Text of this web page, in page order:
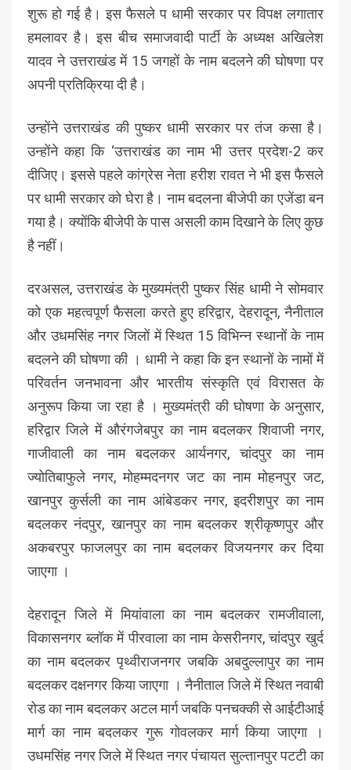
शुरू हो गई है। इस फैसले प धामी सरकार पर विपक्ष लगातार
हमलावर है। इस बीच समाजवादी पार्टी के अध्यक्ष अखिलेश
यादव ने उत्तराखंड में 15 जगहों के नाम बदलने की घोषणा पर
अपनी प्रतिक्रिया दी है।
उन्होंने उत्तराखंड की पुष्कर धामी सरकार पर तंज कसा है।
उन्होंने कहा कि ‘उत्तराखंड का नाम भी उत्तर प्रदेश-2 कर
दीजिए। इससे पहले कांग्रेस नेता हरीश रावत ने भी इस फैसले
पर धामी सरकार को घेरा है। नाम बदलना बीजेपी का एजेंडा बन
गया है। क्योंकि बीजेपी के पास असली काम दिखाने के लिए कुछ
है नहीं।
दरअसल, उत्तराखंड के मुख्यमंत्री पुष्कर सिंह धामी ने सोमवार
को एक महत्वपूर्ण फैसला करते हुए हरिद्वार, देहरादून, नैनीताल
और उधमसिंह नगर जिलों में स्थित 15 विभिन्न स्थानों के नाम
बदलने की घोषणा की । धामी ने कहा कि इन स्थानों के नामों में
परिवर्तन जनभावना और भारतीय संस्कृति एवं विरासत के
अनुरूप किया जा रहा है । मुख्यमंत्री की घोषणा के अनुसार,
हरिद्वार जिले में औरंगजेबपुर का नाम बदलकर शिवाजी नगर,
गाजीवाली का नाम बदलकर आर्यनगर, चांदपुर का नाम
ज्योतिबाफुले नगर, मोहम्मदनगर जट का नाम मोहनपुर जट,
खानपुर कुर्सली का नाम आंबेडकर नगर, इदरीशपुर का नाम
बदलकर नंदपुर, खानपुर का नाम बदलकर श्रीकृष्णपुर और
अकबरपुर फाजलपुर का नाम बदलकर विजयनगर कर दिया
जाएगा ।
देहरादून जिले में मियांवाला का नाम बदलकर रामजीवाला,
विकासनगर ब्लॉक में पीरवाला का नाम केसरीनगर, चांदपुर खुर्द
का नाम बदलकर पृथ्वीराजनगर जबकि अबदुल्लापुर का नाम
बदलकर दक्षनगर किया जाएगा । नैनीताल जिले में स्थित नवाबी
रोड का नाम बदलकर अटल मार्ग जबकि पनचक्की से आईटीआई
मार्ग का नाम बदलकर गुरू गोवलकर मार्ग किया जाएगा ।
उधमसिंह नगर जिले में स्थित नगर पंचायत सुल्तानपुर पटटी का